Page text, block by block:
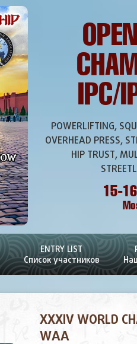
IPC/
POWERLIFTING,
OVERHEAD PRESS,
HIP TRUST,
15-
ENTRY LIST
Список участников
XXXIV WORLD
WAA